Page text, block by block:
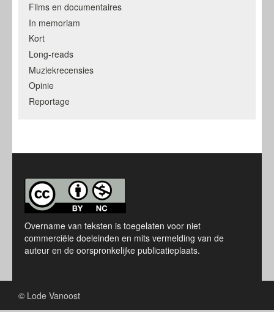
Films en documentaires
In memoriam
Kort
Long-reads
Muziekrecensies
Opinie
Reportage
Overname van teksten is toegelaten voor niet
commerciële doeleinden en mits vermelding van de
auteur en de oorspronkelijke publicatieplaats.
© Lode Vanoost